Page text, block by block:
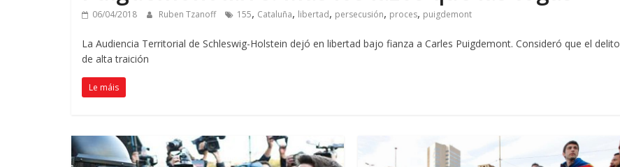
06/04/2018 Ruben Tzanoff 155, Cataluña, libertad, persecusión, proces, puigdemont
La Audiencia Territorial de Schleswig-Holstein dejó en libertad bajo fianza a Carles Puigdemont. Consideró que el delito
de alta traición
Le máis